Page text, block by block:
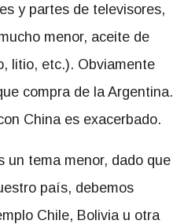
y partes de televisores,
menor, aceite de
litio, etc.). Obviamente
compra de la Argentina.
China es exacerbado.
un tema menor, dado que
país, debemos
Chile, Bolivia u otra